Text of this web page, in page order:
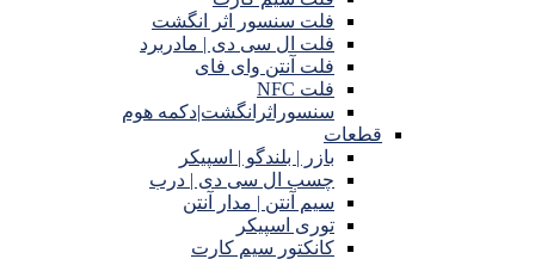
فلت سنسور اثر انگشت
فلت ال سی دی | مادربرد
فلت آنتن وای فای
فلت NFC
سنسوراثرانگشت|دکمه هوم
قطعات
بازر | بلندگو | اسپیکر
چسب ال سی دی | درب
سیم آنتن | مدار آنتن
توری اسپیکر
کانکتور سیم کارت